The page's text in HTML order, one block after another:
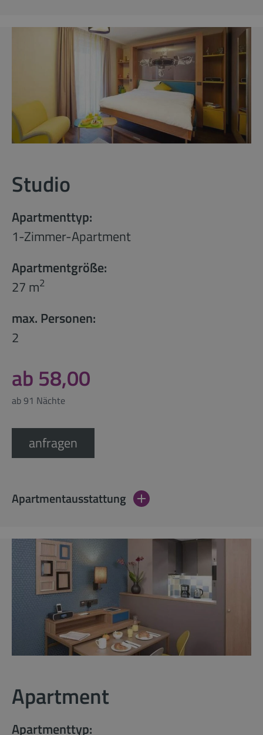
Studio
Apartmenttyp:
1-Zimmer-Apartment
Apartmentgröße:
27 m2
max. Personen:
2
ab 58,00
ab 91 Nächte
anfragen
Apartmentausstattung
Apartment
Apartmenttyp: